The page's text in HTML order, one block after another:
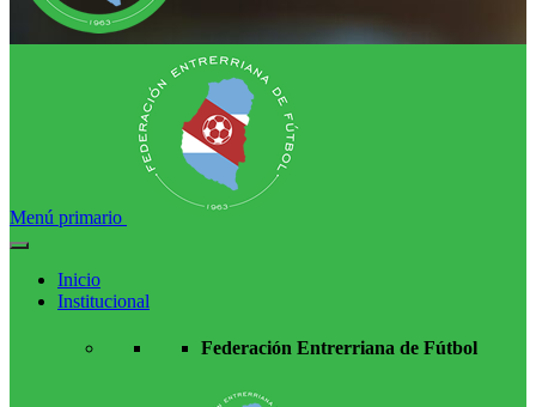
Menú primario
Inicio
Institucional
Federación Entrerriana de Fútbol